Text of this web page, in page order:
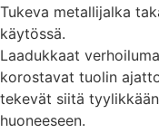
Tukeva metallijalka
käytössä.
Laadukkaat
korostavat tuolin
tekevät siitä
huoneeseen.